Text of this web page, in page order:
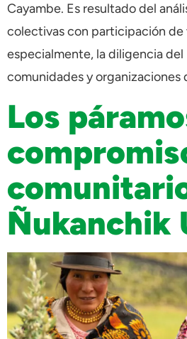
Cayambe. Es resultado del
colectivas con participación de
especialmente, la diligencia del
comunidades y organizaciones
Los
Ñukanchik